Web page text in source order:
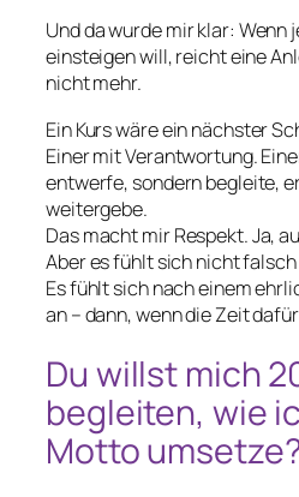
Und da wurde mir klar:
einsteigen will, reicht eine
nicht mehr.
Ein Kurs wäre ein nächster
Einer mit Verantwortung.
entwerfe, sondern begleite,
weitergebe.
Das macht mir Respekt. Ja,
Aber es fühlt sich nicht falsch
Es fühlt sich nach einem
an – dann, wenn die Zeit
Du willst mich
begleiten, wie
Motto